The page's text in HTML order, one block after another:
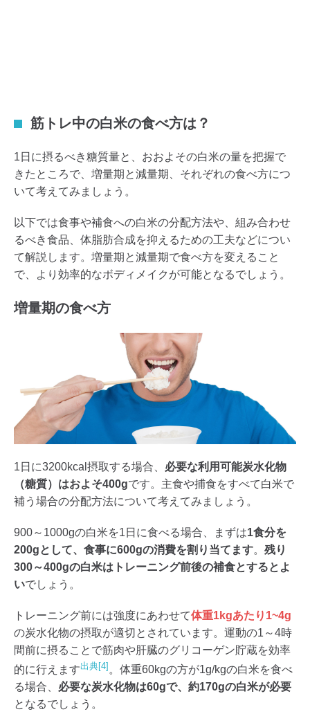
筋トレ中の白米の食べ方は？
1日に摂るべき糖質量と、おおよその白米の量を把握で
きたところで、増量期と減量期、それぞれの食べ方につ
いて考えてみましょう。
以下では食事や補食への白米の分配方法や、組み合わせ
るべき食品、体脂肪合成を抑えるための工夫などについ
て解説します。増量期と減量期で食べ方を変えること
で、より効率的なボディメイクが可能となるでしょう。
増量期の食べ方
1日に3200kcal摂取する場合、 必要な利用可能炭水化物
（糖質）はおよそ400gです。主食や捕食をすべて白米で
補う場合の分配方法について考えてみましょう。
900～1000gの白米を1日に食べる場合、まずは1食分を
200gとして、食事に600gの消費を割り当てます。 残り
300～400gの白米はトレーニング前後の補食とするとよ
いでしょう。
トレーニング前には強度にあわせて体重1kgあたり1~4g
の炭水化物の摂取が適切とされています。運動の1～4時
間前に摂ることで筋肉や肝臓のグリコーゲン貯蔵を効率
的に行えます出典[4] 。体重60kgの方が1g/kgの白米を食べ
る場合、 必要な炭水化物は60gで、約170gの白米が必要
となるでしょう。